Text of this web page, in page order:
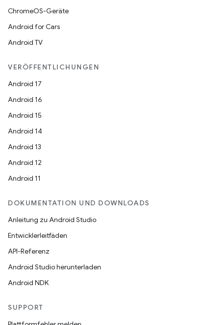
ChromeOS-Geräte
Android for Cars
Android TV
VERÖFFENTLICHUNGEN
Android 17
Android 16
Android 15
Android 14
Android 13
Android 12
Android 11
DOKUMENTATION UND DOWNLOADS
Anleitung zu Android Studio
Entwicklerleitfäden
API-Referenz
Android Studio herunterladen
Android NDK
SUPPORT